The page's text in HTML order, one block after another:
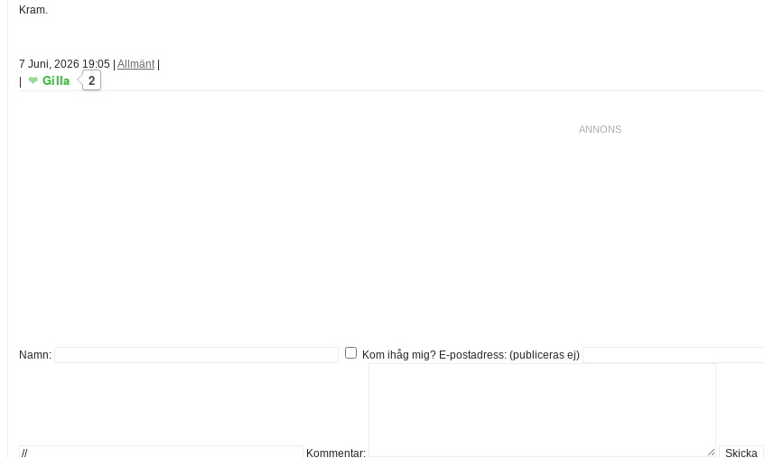
Kram.
7 Juni, 2026 19:05 Allmänt
2
Gilla
Namn: Kom ihåg mig? E-postadress: (publiceras ej)
Kommentar: